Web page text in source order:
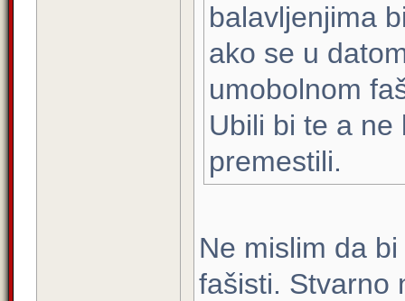
balavljenjima
ako se u
umobolnom
Ubili bi te a ne
premestili.
Ne mislim da
fašisti. Stvarno